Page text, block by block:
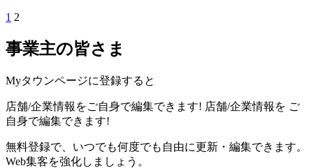
1 2
事業主の皆さま
Myタウンページに登録すると
店舗/企業情報をご自身で編集できます! 店舗/企業情報を ご
自身で編集できます!
無料登録で、いつでも何度でも自由に更新・編集できます。
Web集客を強化しましょう。